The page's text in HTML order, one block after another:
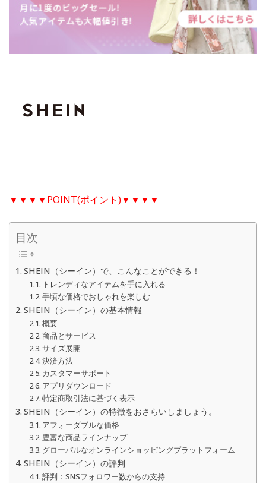
▼▼▼▼POINT(ポイント)▼▼▼▼
目次
SHEIN（シーイン）で、こんなことができる！
トレンディなアイテムを手に入れる
手頃な価格でおしゃれを楽しむ
SHEIN（シーイン）の基本情報
概要
商品とサービス
サイズ展開
決済方法
カスタマーサポート
アプリダウンロード
特定商取引法に基づく表示
SHEIN（シーイン）の特徴をおさらいしましょう。
アフォーダブルな価格
豊富な商品ラインナップ
グローバルなオンラインショッピングプラットフォーム
SHEIN（シーイン）の評判
評判：SNSフォロワー数からの支持